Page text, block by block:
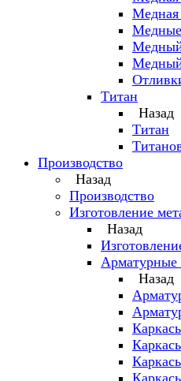
Медные
Титан
Назад
Титан
Производство
Назад
Производство
Изготовление
Назад
Арматурные
Назад